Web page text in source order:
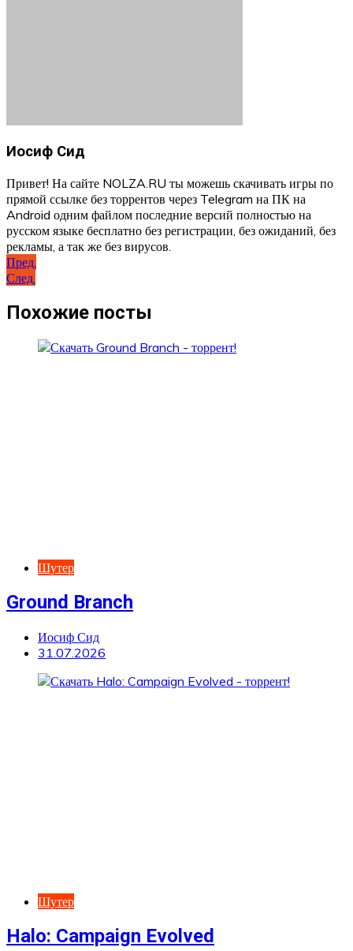
Иосиф Сид
Привет! На сайте NOLZA.RU ты можешь скачивать игры по
прямой ссылке без торрентов через Telegram на ПК на
Android одним файлом последние версий полностью на
русском языке бесплатно без регистрации, без ожиданий, без
рекламы, а так же без вирусов.
Навигация
по
записям
Пред.
След.
Похожие посты
Шутер
Ground Branch
Иосиф Сид
31.07.2026
Шутер
Halo: Campaign Evolved